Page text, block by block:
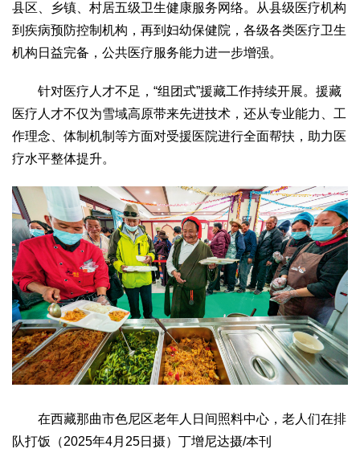
县区、乡镇、村居五级卫生健康服务网络。从县级医疗机构
到疾病预防控制机构，再到妇幼保健院，各级各类医疗卫生
机构日益完备，公共医疗服务能力进一步增强。
针对医疗人才不足，“组团式”援藏工作持续开展。援藏
医疗人才不仅为雪域高原带来先进技术，还从专业能力、工
作理念、体制机制等方面对受援医院进行全面帮扶，助力医
疗水平整体提升。
在西藏那曲市色尼区老年人日间照料中心，老人们在排
队打饭（2025年4月25日摄）丁增尼达摄/本刊